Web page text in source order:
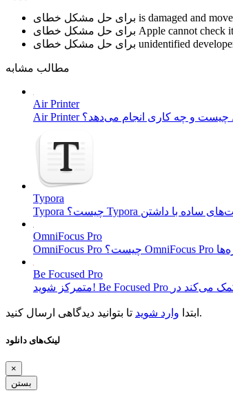
is damaged and
Apple cannot check
unidentified
مطالب مشابه
Air Printer
Typora
OmniFocus Pro
Be Focused Pro
ابتدا وارد شوید تا بتوانید دیدگاهی ارسال کنید.
لینک‌های دانلود
×
بستن